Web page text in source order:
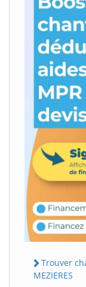
Trouver
MEZIERES